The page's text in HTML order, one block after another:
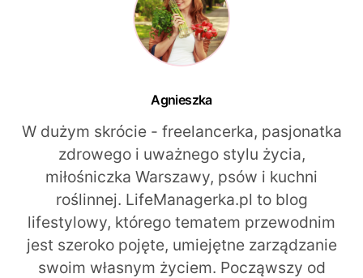
Agnieszka
W dużym skrócie - freelancerka, pasjonatka
zdrowego i uważnego stylu życia,
miłośniczka Warszawy, psów i kuchni
roślinnej. LifeManagerka.pl to blog
lifestylowy, którego tematem przewodnim
jest szeroko pojęte, umiejętne zarządzanie
swoim własnym życiem. Począwszy od